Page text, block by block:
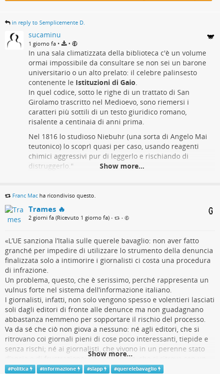
in reply to Semplicemente D.
sucaminu
1 giorno fa • •
In una sala climatizzata della biblioteca c'è un volume
ormai impossibile da consultare se non sei un barone
universitario o un alto prelato: il celebre palinsesto
contenente le Istituzioni di Gaio.
In quel codice, sotto le righe di un trattato di San
Girolamo trascritto nel Medioevo, sono riemersi i
caratteri più sottili di un testo giuridico romano,
risalente a centinaia di anni prima.
Nel 1816 lo studioso Niebuhr (una sorta di Angelo Mai
teutonico) lo scoprì quasi per caso, usando reagenti
chimici aggressivi pur di leggerlo e rischiando di
distruggerlo."
monsignore dell'epoca lo aveva caricato a spalla dentro
una sacca di tela insieme ai codici più preziosi,
portandolo a piedi in una canonica di campagna per
(Verona infatti era uno snodo strategico perché è
l'ultima città italiana prima di addentrarsi nella valle
dell'Adige-Isarco, ossia il corridoio principale tra l'Italia e
la Germania).
La biblioteca Capitolare non è solo un cimitero di libri
antichi, ma una staffetta generazionale e un luogo dove
le persone hanno rischiato (a volte hanno letteralmente
rischiato la vita) per consegnarci un pezzo di memoria
del mondo antico.
Show more...
Franc Mac ha ricondiviso questo.
Trames 🔥
2 giorni fa (Ricevuto 1 giorno fa) • •
«L’UE sanziona l’Italia sulle querele bavaglio: non aver fatto
granché per impedire di utilizzare lo strumento della denuncia
finalizzata solo a intimorire i giornalisti ci costa una procedura
di infrazione.
Un problema, questo, che è serissimo, perché rappresenta un
vulnus forte nel sistema dell’informazione italiano.
I giornalisti, infatti, non solo vengono spesso e volentieri lasciati
soli dagli editori di fronte alle denunce ma non guadagnano
abbastanza nemmeno per sopportare il rischio del processo.
Va da sé che ciò non giova a nessuno: né agli editori, che si
ritrovano coi giornali pieni di cose poco interessanti, tiepide e
senza rischi; né ai giornalisti, che vivono in un perenne stato
d’ansia e di frustrazione; né al pubblico, che si ritrova con un
pericolo forte in materia d'informazione e di pluralismo.
Show more...
#Politica #informazione #slapp #querelebavaglio